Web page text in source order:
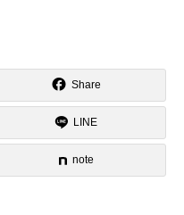
Share
LINE
note